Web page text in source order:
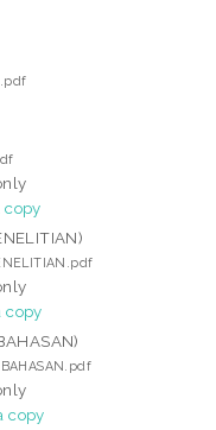
copy
copy
copy